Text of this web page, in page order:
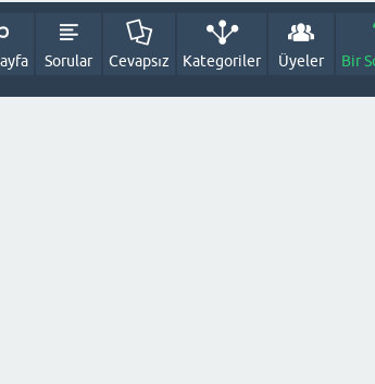
Sorular Cevapsız Kategoriler Üyeler Bir